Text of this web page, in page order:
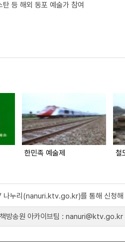
등 해외 동포 예술가 참여
한민족 예술제 철
나누리(nanuri.ktv.go.kr)를 통해 신청해
방송원 아카이브팀 : nanuri@ktv.go.kr